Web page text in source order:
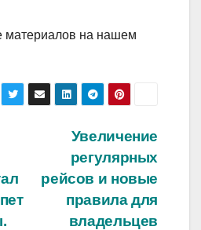
материалов на нашем
Увеличение
регулярных
рейсов и новые
правила для
владельцев